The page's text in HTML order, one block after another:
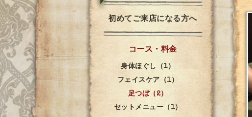
初めてご来店になる方へ
コース・料金
身体ほぐし（1）
フェイスケア（1）
足つぼ（2）
セットメニュー（1）